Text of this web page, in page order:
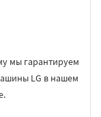
мы гарантируем
LG в нашем